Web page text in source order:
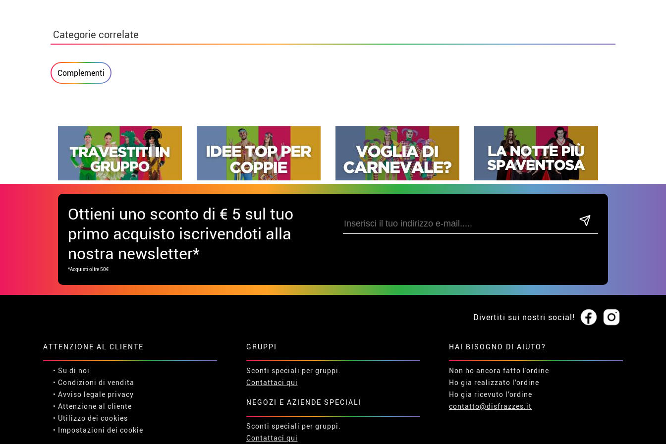
Categorie correlate
Complementi
Ottieni uno sconto di € 5 sul tuo
primo acquisto iscrivendoti alla
nostra newsletter*
*Acquisti oltre 50€
Divertiti sui nostri social!
ATTENZIONE AL CLIENTE
• Su di noi
• Condizioni di vendita
• Avviso legale privacy
• Attenzione al cliente
• Utilizzo dei cookies
• Impostazioni dei cookie
GRUPPI
Sconti speciali per gruppi.
Contattaci qui
NEGOZI E AZIENDE SPECIALI
Sconti speciali per gruppi.
Contattaci qui
HAI BISOGNO DI AIUTO?
Non ho ancora fatto l'ordine
Ho gia realizzato l’ordine
Ho gia ricevuto l’ordine
contatto@disfrazzes.it